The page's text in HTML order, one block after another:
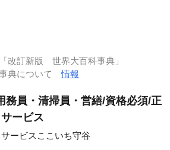
改訂新版 世界大百科事典」
典について情報
務員・清掃員・営繕/資格必須/正
ービス
ービスここいち守谷